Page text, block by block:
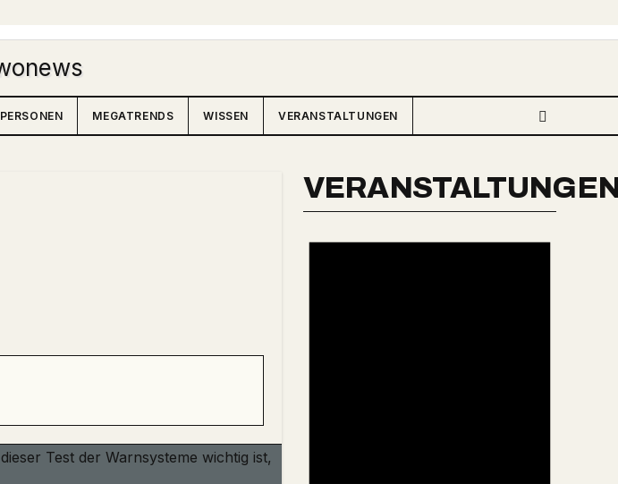
PERSONEN MEGATRENDS WISSEN VERANSTALTUNGEN